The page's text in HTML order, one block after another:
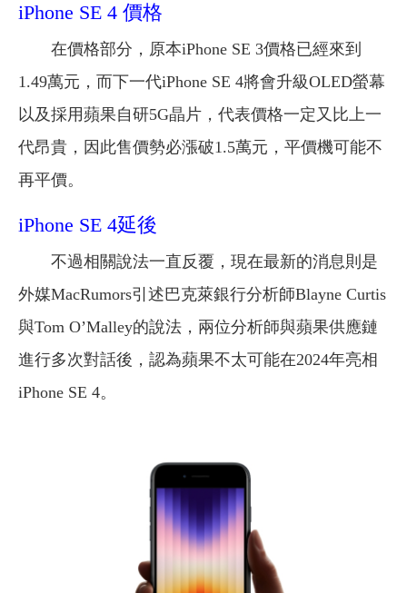
iPhone SE 4 價格
在價格部分，原本iPhone SE 3價格已經來到
1.49萬元，而下一代iPhone SE 4將會升級OLED螢幕
以及採用蘋果自研5G晶片，代表價格一定又比上一
代昂貴，因此售價勢必漲破1.5萬元，平價機可能不
再平價。
iPhone SE 4延後
不過相關說法一直反覆，現在最新的消息則是
外媒MacRumors引述巴克萊銀行分析師Blayne Curtis
與Tom O’Malley的說法，兩位分析師與蘋果供應鏈
進行多次對話後，認為蘋果不太可能在2024年亮相
iPhone SE 4。